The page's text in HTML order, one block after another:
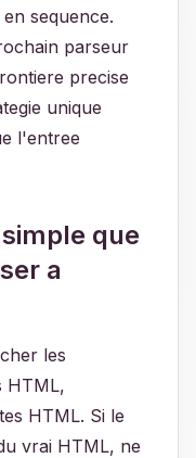
sequence.
parseur
precise
unique
l'entree
que
a
les
HTML,
HTML. Si le
vrai HTML, ne